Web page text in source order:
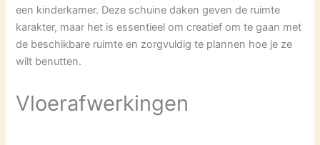
een kinderkamer. Deze schuine daken geven de ruimte
karakter, maar het is essentieel om creatief om te gaan met
de beschikbare ruimte en zorgvuldig te plannen hoe je ze
wilt benutten.
Vloerafwerkingen